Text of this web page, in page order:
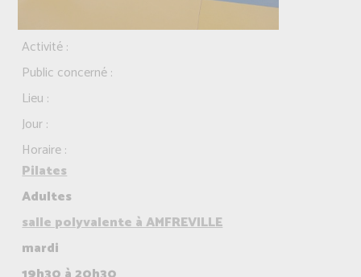
Activité :
Public concerné :
Lieu :
Jour :
Horaire :
Pilates
Adultes
salle polyvalente à AMFREVILLE
mardi